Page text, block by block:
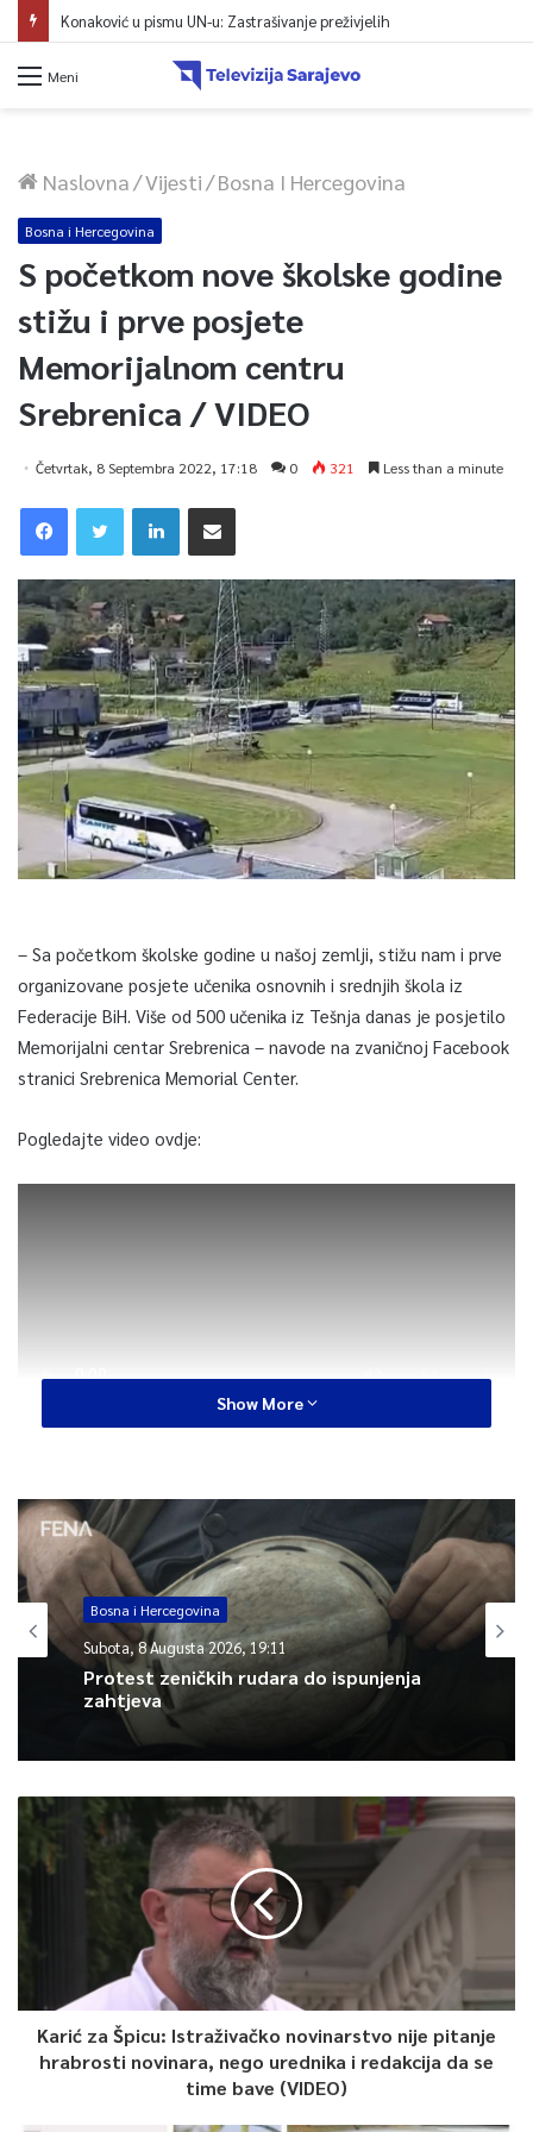
Konaković u pismu UN-u: Zastrašivanje preživjelih
Meni
Naslovna/Vijesti/Bosna I Hercegovina
Bosna i Hercegovina
S početkom nove školske godine
stižu i prve posjete
Memorijalnom centru
Srebrenica / VIDEO
Četvrtak, 8 Septembra 2022, 17:18 0 321 Less than a minute
– Sa početkom školske godine u našoj zemlji, stižu nam i prve
organizovane posjete učenika osnovnih i srednjih škola iz
Federacije BiH. Više od 500 učenika iz Tešnja danas je posjetilo
Memorijalni centar Srebrenica – navode na zvaničnoj Facebook
stranici Srebrenica Memorial Center.
Pogledajte video ovdje:
0
Article Rating
Show More
Bosna i Hercegovina
Subota, 8 Augusta 2026, 19:11
Protest zeničkih rudara do ispunjenja
zahtjeva
Karić za Špicu: Istraživačko novinarstvo nije pitanje
hrabrosti novinara, nego urednika i redakcija da se
time bave (VIDEO)